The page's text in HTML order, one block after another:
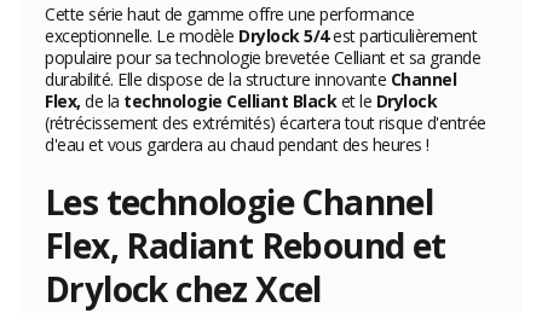
Cette série haut de gamme offre une performance
exceptionnelle. Le modèle Drylock 5/4est particulièrement
populaire pour sa technologie brevetée Celliant et sa grande
durabilité. Elle dispose de la structure innovante Channel
Flex, de la technologie Celliant Blacket le Drylock
(rétrécissement des extrémités) écartera tout risque d'entrée
d'eau et vous gardera au chaud pendant des heures !
Les technologie Channel
Flex, Radiant Rebound et
Drylock chez Xcel